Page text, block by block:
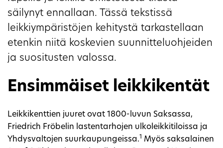
säilynyt ennallaan. Tässä tekstissä
leikkiympäristöjen kehitystä tarkastellaan
etenkin niitä koskevien suunnitteluohjeiden
ja suositusten valossa.
Ensimmäiset leikkikentät
Leikkikenttien juuret ovat 1800-luvun Saksassa,
Friedrich Fröbelin lastentarhojen ulkoleikkitiloissa ja
Yhdysvaltojen suurkaupungeissa.1 Myös saksalainen